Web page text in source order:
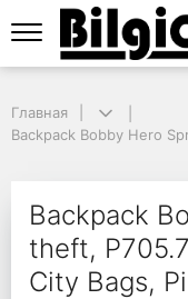
Backpack Bobby Hero
Главная
Backpack Bobby Hero
Backpack
theft,
City Bags,